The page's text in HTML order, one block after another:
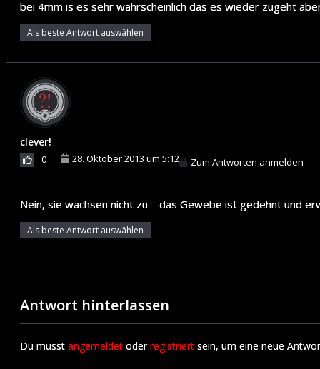
bei 4mm is es sehr wahrscheinlich das es wieder zugeht
Als beste Antwort auswählen
clever!
0 28. Oktober 2013 um 5:12 Zum Antworten anmelden
Nein, sie wachsen nicht zu – das Gewebe ist gedehnt und
Als beste Antwort auswählen
Antwort hinterlassen
Du musst angemeldet oderregistriert sein, um eine neue